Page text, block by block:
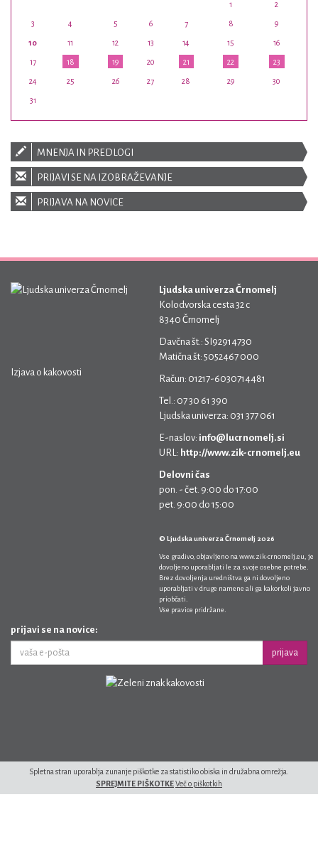
1 2
3 4 5 6 7 8 9
10 11 12 13 14 15 16
17 18 19 20 21 22 23
24 25 26 27 28 29 30
31
MNENJA IN PREDLOGI
PRIJAVI SE NA IZOBRAŽEVANJE
PRIJAVA NA NOVICE
Izjava o kakovosti
Ljudska univerza Črnomelj
Kolodvorska cesta 32 c
8340 Črnomelj
Davčna št.: SI92914730
Matična št: 5052467 000
Račun: 01217-6030714481
Tel.: 07 30 61 390
Ljudska univerza: 031 377 061
E-naslov: info@lucrnomelj.si
URL: http://www.zik-crnomelj.eu
Delovni čas
pon. - čet. 9:00 do 17:00
pet. 9:00 do 15:00
© Ljudska univerza Črnomelj 2026
Vse gradivo, objavljeno na www.zik-crnomelj.eu , je
dovoljeno uporabljati le za svoje osebne potrebe.
Brez dovoljenja uredništva ga ni dovoljeno
uporabljati v druge namene ali ga kakorkoli javno
priobčati.
Vse pravice pridržane.
prijavi se na novice:
prijava
Spletna stran uporablja zunanje piškotke za statistiko obiska in družabna omrežja.
SPREJMITE PIŠKOTKEVeč o piškotkih